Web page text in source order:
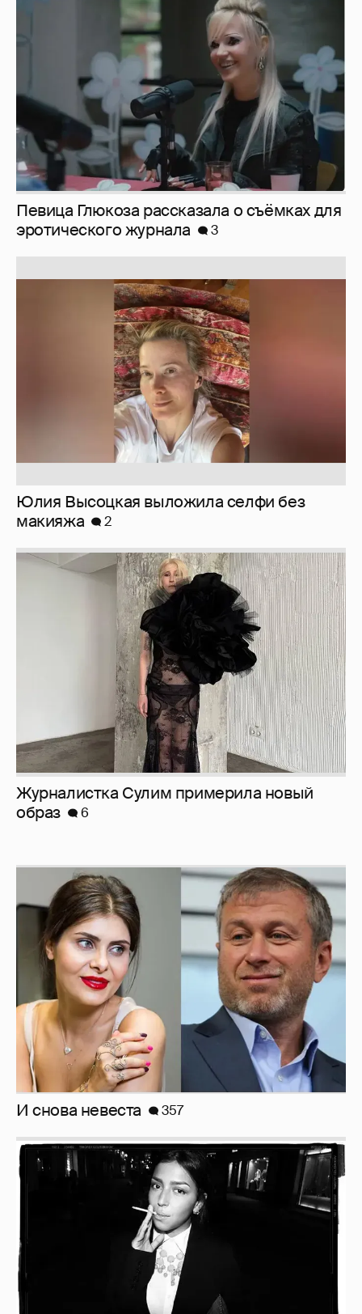
Певица Глюкоза рассказала о съёмках для
эротического журнала
3
Юлия Высоцкая выложила селфи без
Журналистка Сулим примерила новый
И снова невеста 357
Рублёвские дочки 187